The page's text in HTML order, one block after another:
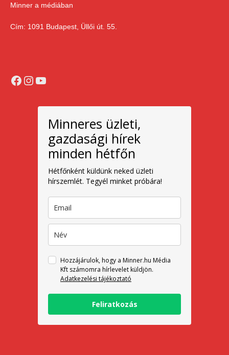
Minner a médiában
Cím: 1091 Budapest, Üllői út. 55.
Facebook
Instagram
YouTube
Minneres üzleti,
gazdasági hírek
minden hétfőn
Hétfőnként küldünk neked üzleti
hírszemlét. Tegyél minket próbára!
Hozzájárulok, hogy a Minner.hu Média
Kft számomra hírlevelet küldjön.
Adatkezelési tájékoztató
Feliratkozás